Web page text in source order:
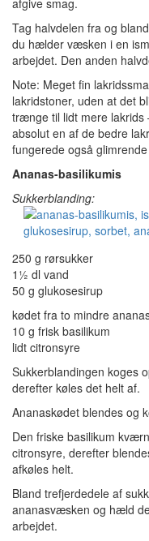
afgive smag.
Tag halvdelen fra og
du hælder væsken i en
arbejdet. Den anden
Note: Meget fin
lakridstoner, uden at det
trænge til lidt mere lakrids
absolut en af de bedre
fungerede også
Ananas-basilikumis
Sukkerblanding:
250 g rørsukker
1½ dl vand
50 g glukosesirup
kødet fra to mindre
10 g frisk basilikum
lidt citronsyre
Sukkerblandingen koges
derefter køles det helt af.
Ananaskødet blendes og
Den friske basilikum
citronsyre, derefter
afkøles helt.
Bland trefjerdedele af
ananasvæsken og hæld
arbejdet.